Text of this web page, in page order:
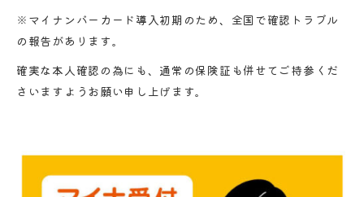
※マイナンバーカード導入初期のため、全国で確認トラブル
の報告があります。
確実な本人確認の為にも、通常の保険証も併せてご持参くだ
さいますようお願い申し上げます。